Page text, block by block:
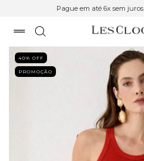
Pague em até 6x sem
40% OFF
PROMOÇÃO